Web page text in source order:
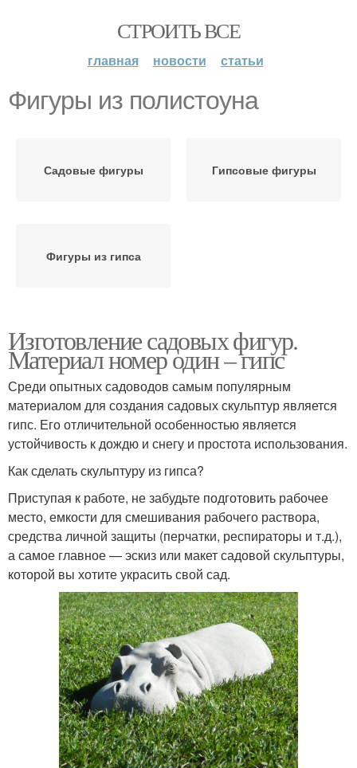
СТРОИТЬ ВСЕ
главная новости статьи
Фигуры из полистоуна
Садовые фигуры Гипсовые фигуры
Фигуры из гипса
Изготовление садовых фигур.
Материал номер один – гипс
Среди опытных садоводов самым популярным
материалом для создания садовых скульптур является
гипс. Его отличительной особенностью является
устойчивость к дождю и снегу и простота использования.
Как сделать скульптуру из гипса?
Приступая к работе, не забудьте подготовить рабочее
место, емкости для смешивания рабочего раствора,
средства личной защиты (перчатки, респираторы и т.д.),
а самое главное — эскиз или макет садовой скульптуры,
которой вы хотите украсить свой сад.